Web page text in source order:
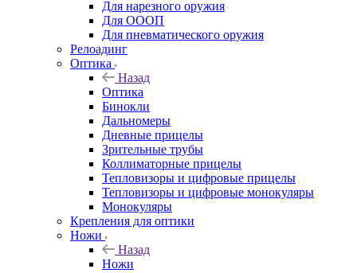
Для нарезного оружия
Для ОООП
Для пневматического оружия
Релоадинг
Оптика
Назад
Оптика
Бинокли
Дальномеры
Дневные прицелы
Зрительные трубы
Коллиматорные прицелы
Тепловизоры и цифровые прицелы
Тепловизоры и цифровые монокуляры
Монокуляры
Крепления для оптики
Ножи
Назад
Ножи